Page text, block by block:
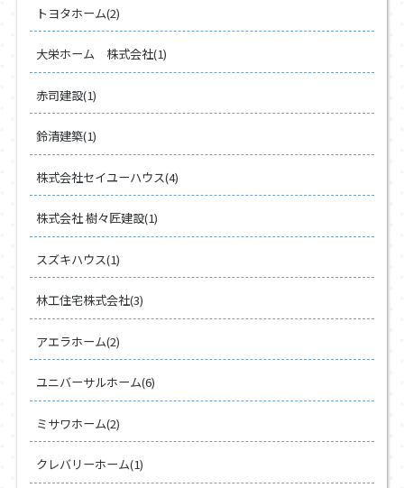
トヨタホーム(2)
大栄ホーム 株式会社(1)
赤司建設(1)
鈴清建築(1)
株式会社セイユーハウス(4)
株式会社 樹々匠建設(1)
スズキハウス(1)
林工住宅株式会社(3)
アエラホーム(2)
ユニバーサルホーム(6)
ミサワホーム(2)
クレバリーホーム(1)